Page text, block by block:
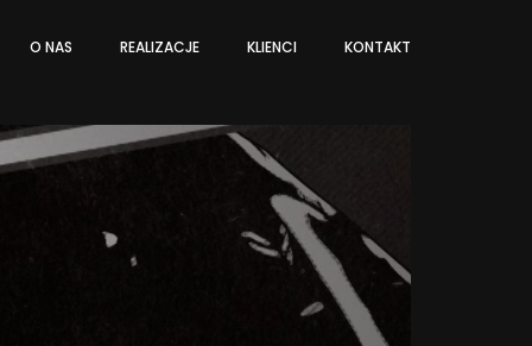
O NAS REALIZACJE KLIENCI KONTAKT